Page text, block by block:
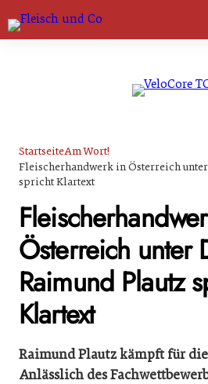
Marktführer
StartseiteAm Wort!
Fleischerhandwerk in Österreich
spricht Klartext
Österreich unter
Raimund Plautz
Klartext
Raimund Plautz kämpft für
Anlässlich des